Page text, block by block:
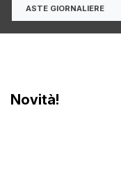
ASTE GIORNALIERE
Novità!